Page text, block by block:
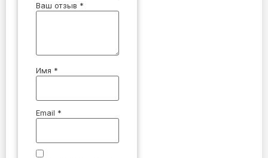
Ваш отзыв *
Имя *
Email *